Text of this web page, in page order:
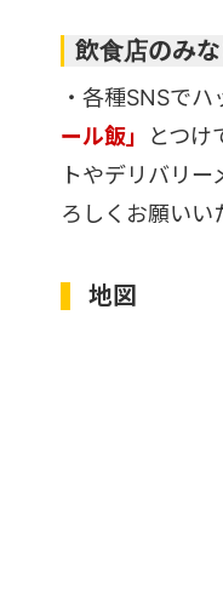
飲食店のみ
・各種SNSで
ール飯」
とつけ
トやデリバリ
ろしくお願いい
地図